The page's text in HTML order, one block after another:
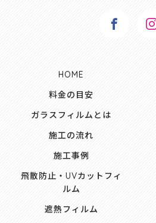
HOME
料金の目安
ガラスフィルムとは
施工の流れ
施工事例
飛散防止・UVカットフィ
ルム
遮熱フィルム